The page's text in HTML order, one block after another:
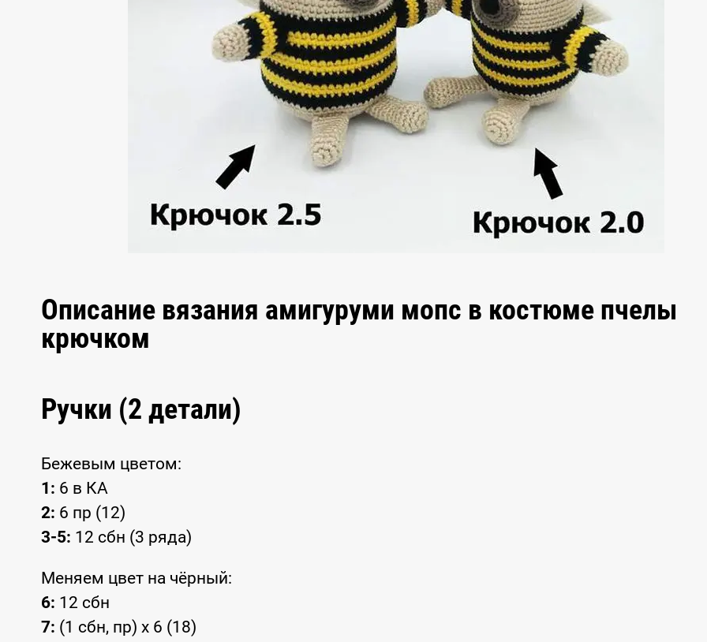
Описание вязания амигуруми мопс в костюме пчелы
крючком
Ручки (2 детали)
Бежевым цветом:
1: 6 в КА
2: 6 пр (12)
3-5: 12 сбн (3 ряда)
Меняем цвет на чёрный:
6: 12 сбн
7: (1 сбн, пр) x 6 (18)